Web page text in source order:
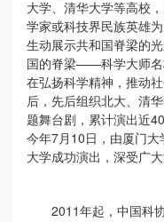
大学、清华大学等高校
学家或科技界民族英雄
生动展示共和国脊梁的
国的脊梁——科学大师名
在弘扬科学精神，推动
后，先后组织北大、清
题舞台剧，累计演出近
今年7月10日，由厦门
大学成功演出，深受广大
2011年起，中国科